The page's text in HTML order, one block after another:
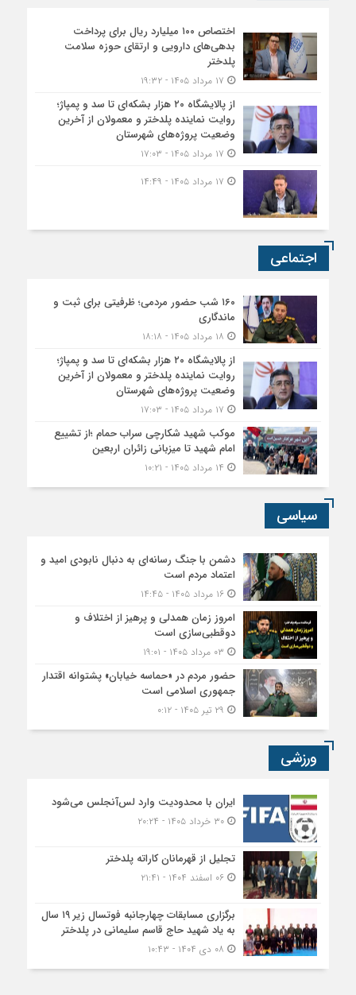
اختصاص ۱۰۰ میلیارد ریال برای پرداخت
بدهی‌های دارویی و ارتقای حوزه سلامت
پلدختر
از پالایشگاه ۲۰ هزار بشکه‌ای تا سد و پمپاژ؛
روایت نماینده پلدختر و معمولان از آخرین
وضعیت پروژه‌های شهرستان
اجتماعی
۱۶۰ شب حضور مردمی؛ ظرفیتی برای ثبت و
ماندگاری
از پالایشگاه ۲۰ هزار بشکه‌ای تا سد و پمپاژ؛
روایت نماینده پلدختر و معمولان از آخرین
وضعیت پروژه‌های شهرستان
موکب شهید شکارچی سراب حمام ؛از تشییع
امام شهید تا میزبانی زائران اربعین
سیاسی
دشمن با جنگ رسانه‌ای به دنبال نابودی امید و
اعتماد مردم است
۱۶ مرداد ۱۴۰۵ - ۱۴:۴۵
امروز زمان همدلی و پرهیز از اختلاف و
دوقطبی‌سازی است
حضور مردم در «حماسه خیابان» پشتوانه اقتدار
جمهوری اسلامی است
ورزشی
ایران با محدودیت وارد لس‌آنجلس می‌شود
۳۰ خرداد ۱۴۰۵ - ۲۰:۲۴
تجلیل از قهرمانان کاراته پلدختر
۰۶ اسفند ۱۴۰۴ - ۲۱:۴۱
برگزاری مسابقات چهارجانبه فوتسال زیر ۱۹ سال
به یاد شهید حاج قاسم سلیمانی در پلدختر